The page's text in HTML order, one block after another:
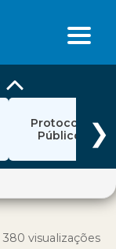
Protocolo
Público
❯
380 visualizações